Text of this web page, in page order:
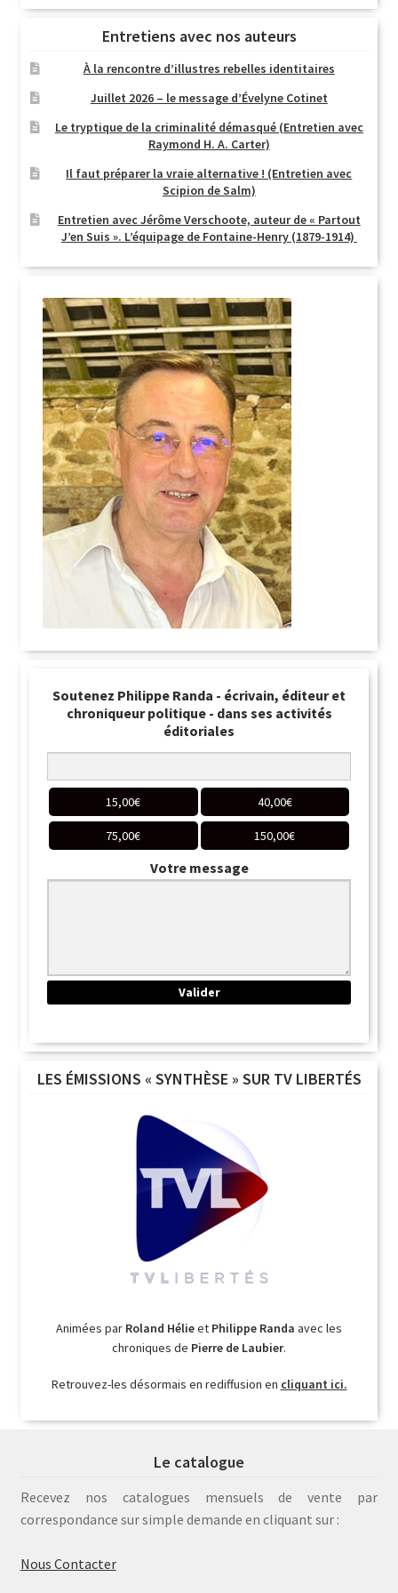
Entretiens avec nos auteurs
À la rencontre d’illustres rebelles identitaires
Juillet 2026 – le message d’Évelyne Cotinet
Le tryptique de la criminalité démasqué (Entretien avec
Raymond H. A. Carter)
Il faut préparer la vraie alternative ! (Entretien avec
Scipion de Salm)
Entretien avec Jérôme Verschoote, auteur de « Partout
J’en Suis ». L’équipage de Fontaine-Henry (1879-1914)
Soutenez Philippe Randa - écrivain, éditeur et
chroniqueur politique - dans ses activités
éditoriales
15,00€ 40,00€
75,00€ 150,00€
Votre message
LES ÉMISSIONS « SYNTHÈSE » SUR TV LIBERTÉS
Animées par Roland Hélieet Philippe Randa avec les
chroniques de Pierre de Laubier.
Retrouvez-les désormais en rediffusion en cliquant ici.
Le catalogue
Recevez nos catalogues mensuels de vente par
correspondance sur simple demande en cliquant sur :
Nous Contacter